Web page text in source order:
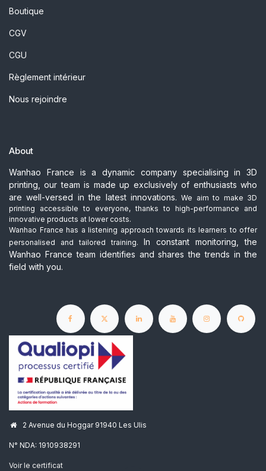
Boutique
CGV
CGU
Règlement intérieur
Nous rejoindre
About
Wanhao France is a dynamic company specialising in 3D
printing, our team is made up exclusively of enthusiasts who
are well-versed in the latest innovations.We aim to make 3D
printing accessible to everyone, thanks to high-performance and
innovative products at lower costs.
Wanhao France has a listening approach towards its learners to offer
personalised and tailored training. In constant monitoring, the
Wanhao France team identifies and shares the trends in the
field with you.
2 Avenue du Hoggar 91940 Les Ulis
N° NDA: 1910938291
Voir le certificat